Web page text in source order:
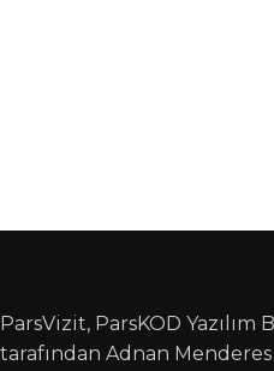
ParsVizit, ParsKOD Yazılım
tarafından Adnan